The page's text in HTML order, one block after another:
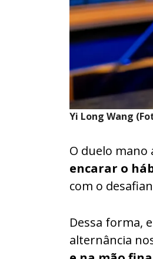
Yi Long Wang
O duelo
encarar o
com o
Dessa forma,
alternância